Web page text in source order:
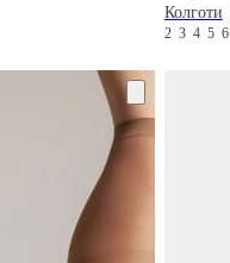
Колготи
2 3 4 5 6